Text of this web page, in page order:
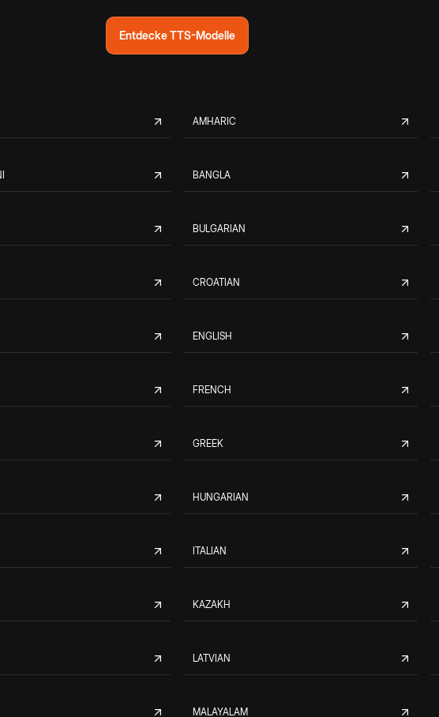
Entdecke TTS-Modelle
AMHARIC
BANGLA
BULGARIAN
CROATIAN
ENGLISH
FRENCH
GREEK
HUNGARIAN
ITALIAN
KAZAKH
LATVIAN
MALAYALAM